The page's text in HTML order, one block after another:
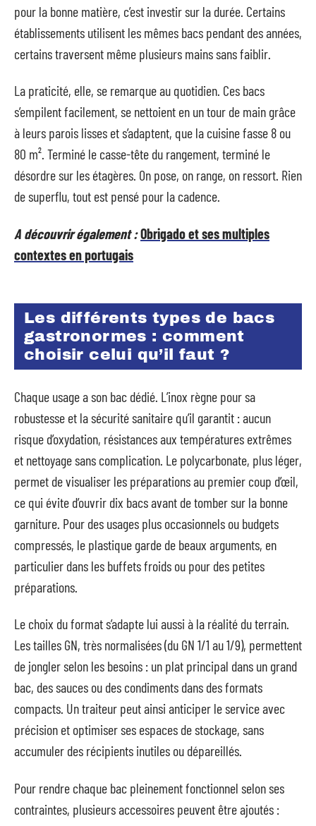
pour la bonne matière, c’est investir sur la durée. Certains
établissements utilisent les mêmes bacs pendant des années,
certains traversent même plusieurs mains sans faiblir.
La praticité, elle, se remarque au quotidien. Ces bacs
s’empilent facilement, se nettoient en un tour de main grâce
à leurs parois lisses et s’adaptent, que la cuisine fasse 8 ou
80 m². Terminé le casse-tête du rangement, terminé le
désordre sur les étagères. On pose, on range, on ressort. Rien
de superflu, tout est pensé pour la cadence.
A découvrir également :Obrigado et ses multiples
contextes en portugais
Les différents types de bacs
gastronormes : comment
choisir celui qu’il faut ?
Chaque usage a son bac dédié. L’inox règne pour sa
robustesse et la sécurité sanitaire qu’il garantit : aucun
risque d’oxydation, résistances aux températures extrêmes
et nettoyage sans complication. Le polycarbonate, plus léger,
permet de visualiser les préparations au premier coup d’œil,
ce qui évite d’ouvrir dix bacs avant de tomber sur la bonne
garniture. Pour des usages plus occasionnels ou budgets
compressés, le plastique garde de beaux arguments, en
particulier dans les buffets froids ou pour des petites
préparations.
Le choix du format s’adapte lui aussi à la réalité du terrain.
Les tailles GN, très normalisées (du GN 1/1 au 1/9), permettent
de jongler selon les besoins : un plat principal dans un grand
bac, des sauces ou des condiments dans des formats
compacts. Un traiteur peut ainsi anticiper le service avec
précision et optimiser ses espaces de stockage, sans
accumuler des récipients inutiles ou dépareillés.
Pour rendre chaque bac pleinement fonctionnel selon ses
contraintes, plusieurs accessoires peuvent être ajoutés :